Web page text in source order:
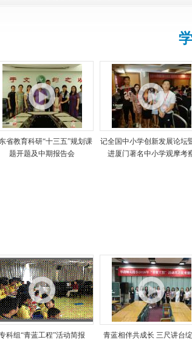
省教育科研“十三五”规划课
题开题及中期报告会
记全国中小学创新发展论坛
进厦门著名中小学观摩考
科组“青蓝工程”活动简报
青蓝相伴共成长 三尺讲台